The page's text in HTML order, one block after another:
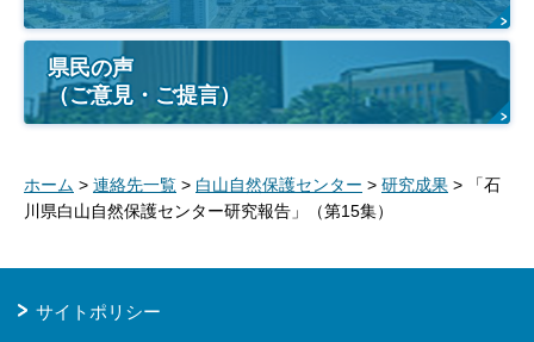
県民の声
（ご意見・ご提言）
ホーム > 連絡先一覧 > 白山自然保護センター > 研究成果 > 「石
川県白山自然保護センター研究報告」（第15集）
サイトポリシー